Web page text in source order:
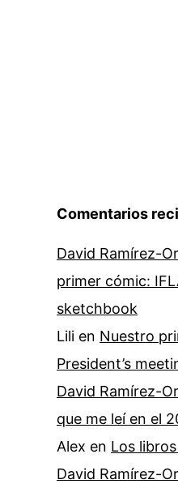
Comentarios
David Ramírez-
primer cómic:
sketchbook
Lili en Nuestro
President’s
David Ramírez-
que me leí en el
Alex en Los
David Ramírez-